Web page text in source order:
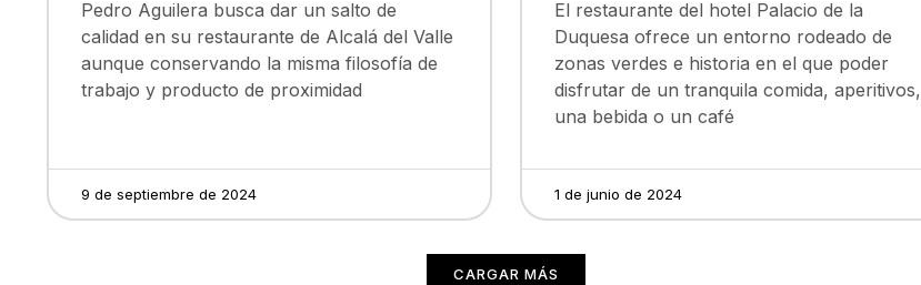
Pedro Aguilera busca dar un salto de
calidad en su restaurante de Alcalá del Valle
aunque conservando la misma filosofía de
trabajo y producto de proximidad
9 de septiembre de 2024
El restaurante del hotel Palacio de la
Duquesa ofrece un entorno rodeado de
zonas verdes e historia en el que poder
disfrutar de un tranquila comida, aperitivos,
una bebida o un café
1 de junio de 2024
CARGAR MÁS